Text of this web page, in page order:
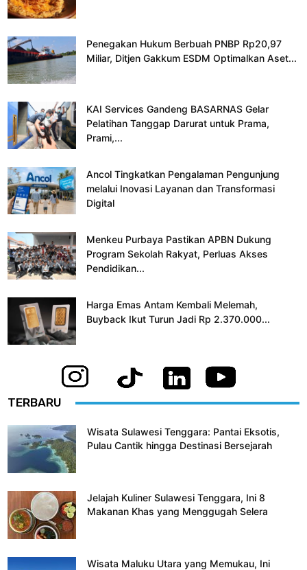
Penegakan Hukum Berbuah PNBP Rp20,97
Miliar, Ditjen Gakkum ESDM Optimalkan Aset...
KAI Services Gandeng BASARNAS Gelar
Pelatihan Tanggap Darurat untuk Prama,
Prami,...
Ancol Tingkatkan Pengalaman Pengunjung
melalui Inovasi Layanan dan Transformasi
Digital
Menkeu Purbaya Pastikan APBN Dukung
Program Sekolah Rakyat, Perluas Akses
Pendidikan...
Harga Emas Antam Kembali Melemah,
Buyback Ikut Turun Jadi Rp 2.370.000...
TERBARU
Wisata Sulawesi Tenggara: Pantai Eksotis,
Pulau Cantik hingga Destinasi Bersejarah
Jelajah Kuliner Sulawesi Tenggara, Ini 8
Makanan Khas yang Menggugah Selera
Wisata Maluku Utara yang Memukau, Ini